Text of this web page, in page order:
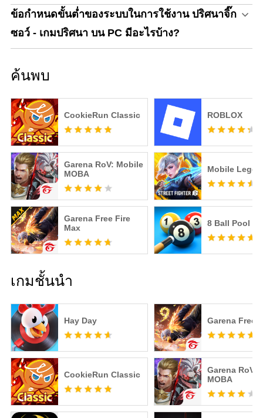
ข้อกำหนดขั้นต่ำของระบบในการใช้งาน ปริศนาจิ๊ก
ซอว์ - เกมปริศนา บน PC มีอะไรบ้าง?
ค้นพบ
CookieRun Classic ROBLOX
Garena RoV: Mobile
MOBA
Mobile
Garena Free Fire
Max
8 Ball Pool
เกมชั้นนำ
Hay Day
CookieRun Classic
Garena Free
Garena RoV:
MOBA